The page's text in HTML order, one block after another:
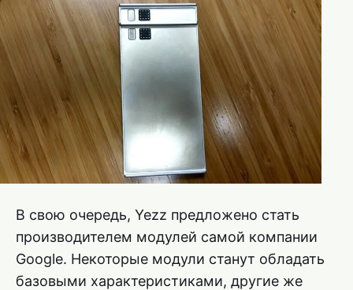
В свою очередь, Yezz предложено стать
производителем модулей самой компании
Google. Некоторые модули станут обладать
базовыми характеристиками, другие же